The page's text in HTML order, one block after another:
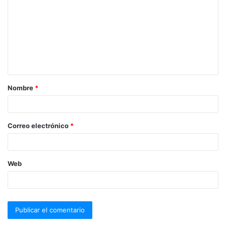
Nombre *
Correo electrónico *
Web